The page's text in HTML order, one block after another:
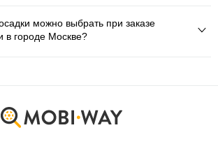
можно выбрать при заказе
в городе Москве?